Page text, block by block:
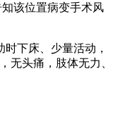
该位置病变手术风
下床、少量活动，
无头痛，肢体无力、